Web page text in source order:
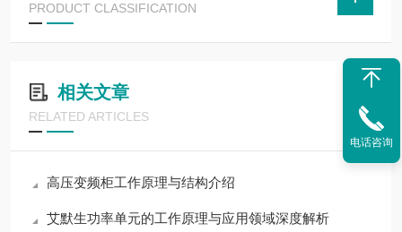
PRODUCT CLASSIFICATION
相关文章
RELATED ARTICLES
高压变频柜工作原理与结构介绍
艾默生功率单元的工作原理与应用领域深度解析
电话咨询